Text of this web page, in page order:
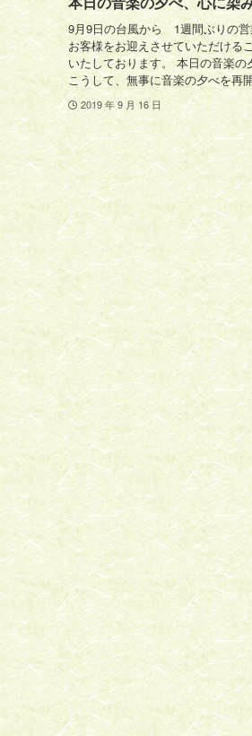
9月9日の台風から 1週間ぶりの
お客様をお迎えさせていただける
いたしております。 本日の音楽
こうして、無事に音楽の夕べを再
2019 年 9 月 16 日